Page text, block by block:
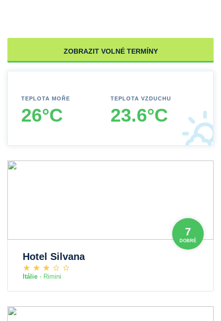
ZOBRAZIT VOLNÉ TERMÍNY
TEPLOTA MOŘE
26°C
TEPLOTA VZDUCHU
23.6°C
7
DOBRÉ
Hotel Silvana
Itálie - Rimini